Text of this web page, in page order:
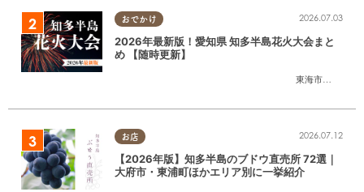
おでかけ
東海市大府市
2026.07.03
2026年最新版！愛知県 知多半島花火大会まと
め 【随時更新】
お店 2026.07.12
【2026年版】知多半島のブドウ直売所 72選｜
大府市・東浦町ほかエリア別に一挙紹介